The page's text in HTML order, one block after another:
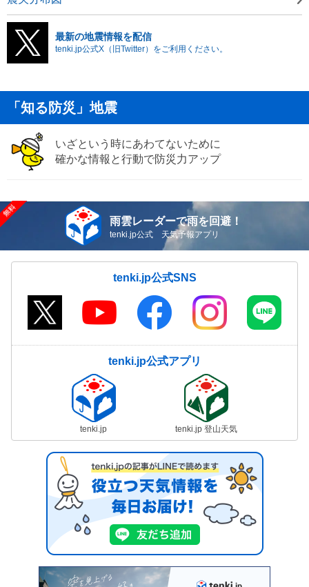
最新の地震情報を配信
tenki.jp公式X（旧Twitter）をご利用ください。
「知る防災」地震
いざという時にあわてないために
確かな情報と行動で防災力アップ
雨雲レーダーで雨を回避！
tenki.jp公式 天気予報アプリ
tenki.jp公式SNS
tenki.jp公式アプリ
tenki.jp tenki.jp 登山天気